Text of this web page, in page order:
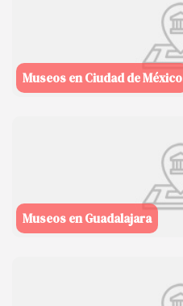
Museos en Ciudad de México
Museos en Guadalajara